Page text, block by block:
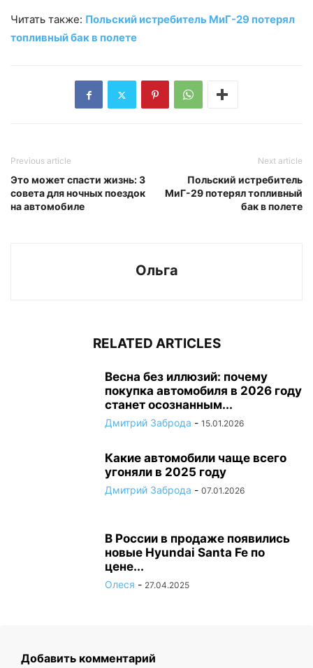
Читать также: Польский истребитель МиГ-29 потерял
топливный бак в полете
Previous article
Это может спасти жизнь: 3
совета для ночных поездок
на автомобиле
Next article
Польский истребитель
МиГ-29 потерял топливный
бак в полете
Ольга
RELATED ARTICLES
Весна без иллюзий: почему
покупка автомобиля в 2026 году
станет осознанным...
Дмитрий Заброда - 15.01.2026
Какие автомобили чаще всего
угоняли в 2025 году
Дмитрий Заброда - 07.01.2026
В России в продаже появились
новые Hyundai Santa Fe по
цене...
Олеся - 27.04.2025
Добавить комментарий